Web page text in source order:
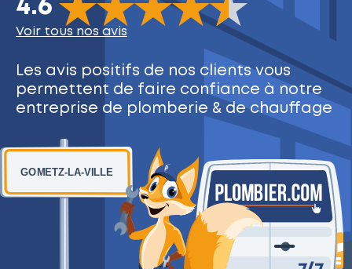
4.6
Voir tous nos avis
Les avis positifs de nos clientsvous
permettent de faire confiance à notre
entreprise de plomberie & de chauffage
GOMETZ-LA-VILLE